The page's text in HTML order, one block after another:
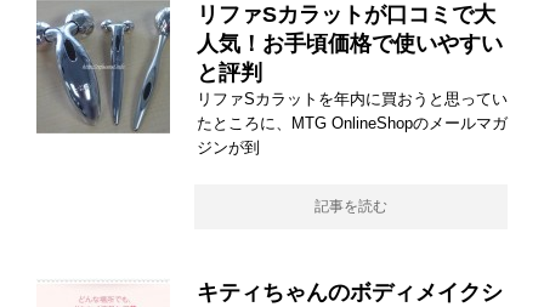
リファSカラットが口コミで大
人気！お手頃価格で使いやすい
と評判
リファSカラットを年内に買おうと思ってい
たところに、MTG OnlineShopのメールマガ
ジンが到
記事を読む
キティちゃんのボディメイクシ